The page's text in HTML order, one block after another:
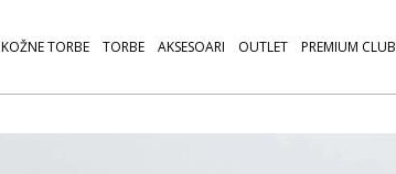
KOŽNE TORBE TORBE AKSESOARI OUTLET PREMIUM CLUB